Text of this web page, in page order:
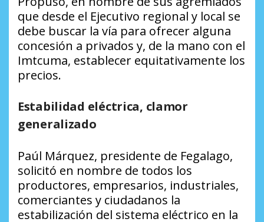
que desde el Ejecutivo regional y local se
debe buscar la vía para ofrecer alguna
concesión a privados y, de la mano con el
Imtcuma, establecer equitativamente los
precios.
Estabilidad eléctrica, clamor
generalizado
Paúl Márquez, presidente de Fegalago,
solicitó en nombre de todos los
productores, empresarios, industriales,
comerciantes y ciudadanos la
estabilización del sistema eléctrico en la